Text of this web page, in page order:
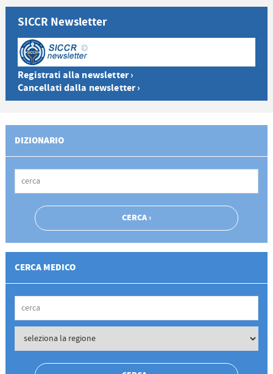
SICCR Newsletter
Registrati alla newsletter ›
Cancellati dalla newsletter ›
DIZIONARIO
CERCA MEDICO